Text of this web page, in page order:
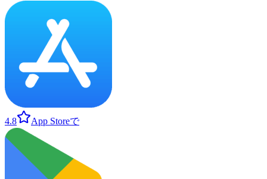
4.8 App Storeで